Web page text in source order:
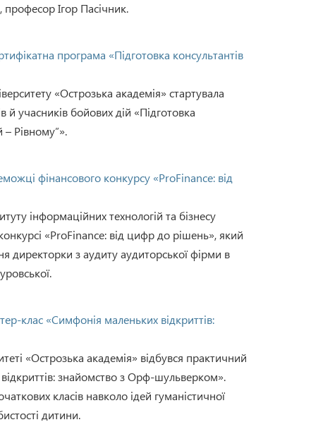
професор Ігор Пасічник.
програма «Підготовка консультантів
«Острозька академія» стартувала
й учасників бойових дій «Підготовка
– Рівному”».
фінансового конкурсу «ProFinance: від
інформаційних технологій та бізнесу
«ProFinance: від цифр до рішень», який
директорки з аудиту аудиторської фірми в
клас «Симфонія маленьких відкриттів:
«Острозька академія» відбувся практичний
знайомство з Орф-шульверком».
класів навколо ідей гуманістичної
дитини.